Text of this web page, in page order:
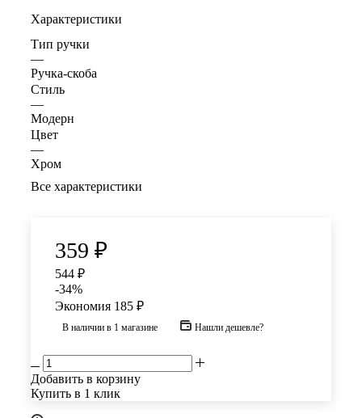
Характеристики
Тип ручки
—
Ручка-скоба
Стиль
—
Модерн
Цвет
—
Хром
Все характеристики
359 ₽
544 ₽
-34%
Экономия 185 ₽
В наличии в 1 магазине Нашли дешевле?
Добавить в корзину
Купить в 1 клик